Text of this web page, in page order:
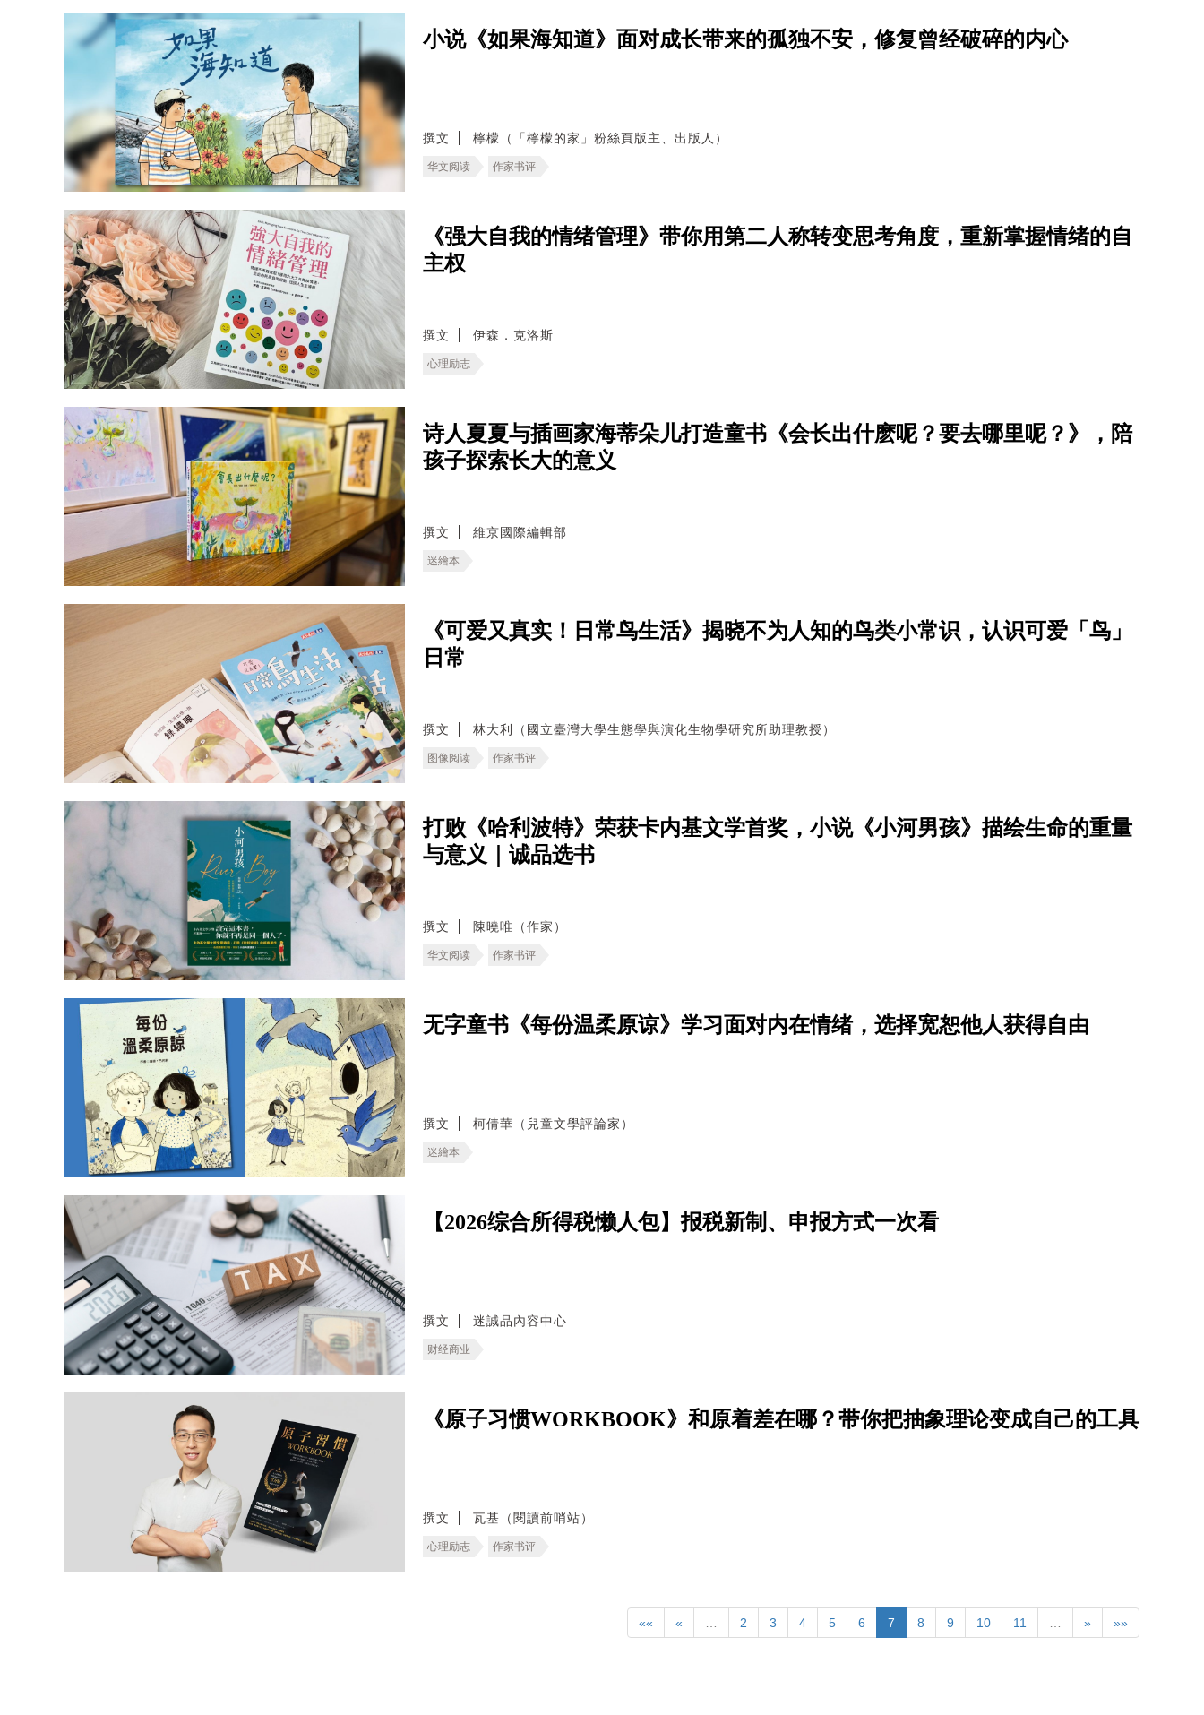
小说《如果海知道》面对成长带来的孤独不安，修复曾经破碎的内心
撰文 檸檬（「檸檬的家」粉絲頁版主、出版人）
华文阅读 作家书评
《强大自我的情绪管理》带你用第二人称转变思考角度，重新掌握情绪的自
主权
撰文 伊森．克洛斯
心理励志
诗人夏夏与插画家海蒂朵儿打造童书《会长出什麽呢？要去哪里呢？》，陪
孩子探索长大的意义
撰文 維京國際編輯部
迷繪本
《可爱又真实！日常鸟生活》揭晓不为人知的鸟类小常识，认识可爱「鸟」
日常
撰文 林大利（國立臺灣大學生態學與演化生物學研究所助理教授）
图像阅读 作家书评
打败《哈利波特》荣获卡内基文学首奖，小说《小河男孩》描绘生命的重量
与意义｜诚品选书
撰文 陳曉唯（作家）
华文阅读 作家书评
无字童书《每份温柔原谅》学习面对内在情绪，选择宽恕他人获得自由
撰文 柯倩華（兒童文學評論家）
迷繪本
【2026综合所得税懒人包】报税新制、申报方式一次看
撰文 迷誠品內容中心
财经商业
《原子习惯WORKBOOK》和原着差在哪？带你把抽象理论变成自己的工具
撰文 瓦基（閱讀前哨站）
心理励志 作家书评
«« « … 2 3 4 5 6 7 8 9 10 11 … » »»